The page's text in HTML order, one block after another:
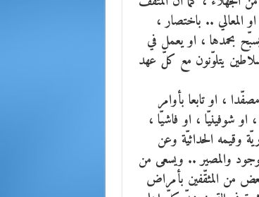
المعالي .. باختصار ،
بحمدها ، او يعمل في
يتلوّنون مع كلّ عهد
، او تابعا بأوامر
شوفينيّا ، او فاشيّا ،
وقيمه الحداثيّة وعن
والمصير .. ويسعى من
من المثقّفين بأمراض